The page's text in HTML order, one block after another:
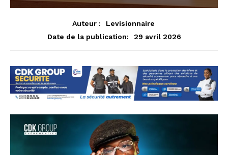
Auteur :
Levisionnaire
Date de la publication:
29 avril 2026